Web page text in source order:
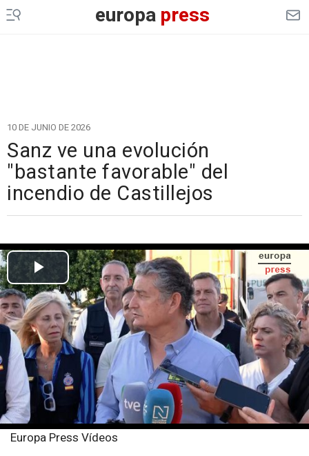
europapress
10 DE JUNIO DE 2026
Sanz ve una evolución
"bastante favorable" del
incendio de Castillejos
Europa Press Vídeos